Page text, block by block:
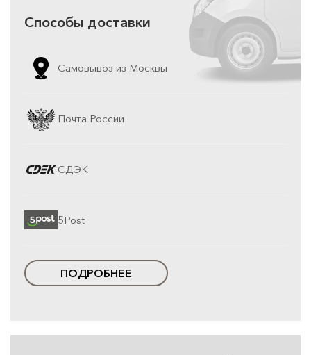
Способы доставки
Самовывоз из Москвы
Почта России
СДЭК
5Post
ПОДРОБНЕЕ